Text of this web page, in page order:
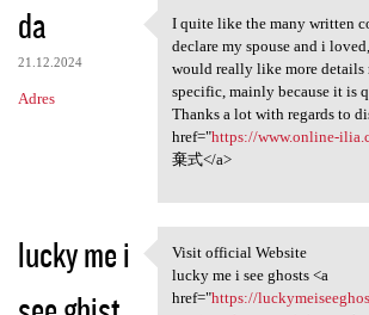
da
21.12.2024
Adres
I quite like the many
I quite like the many written
declare my spouse and i
would really like more details
specific, mainly because it is
Thanks a lot with regards to
href="https://www.online-
棄式</a>
lucky me i
Visit official Website
Visit official Website
lucky me i see ghosts <a
href="https://